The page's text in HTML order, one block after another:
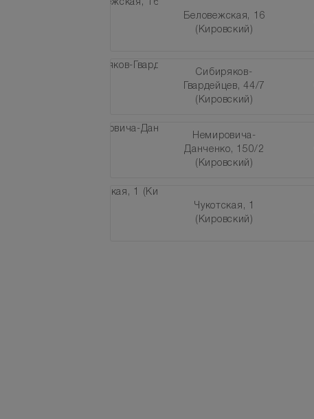
Беловежская, 16
(Кировский)
Сибиряков-
Гвардейцев, 44/7
(Кировский)
Немировича-
Данченко, 150/2
(Кировский)
Чукотская, 1
(Кировский)